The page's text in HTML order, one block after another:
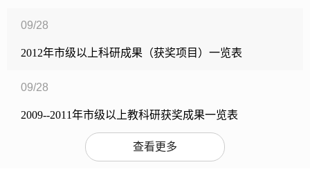
09/28
2012年市级以上科研成果（获奖项目）一览表
09/28
2009--2011年市级以上教科研获奖成果一览表
查看更多